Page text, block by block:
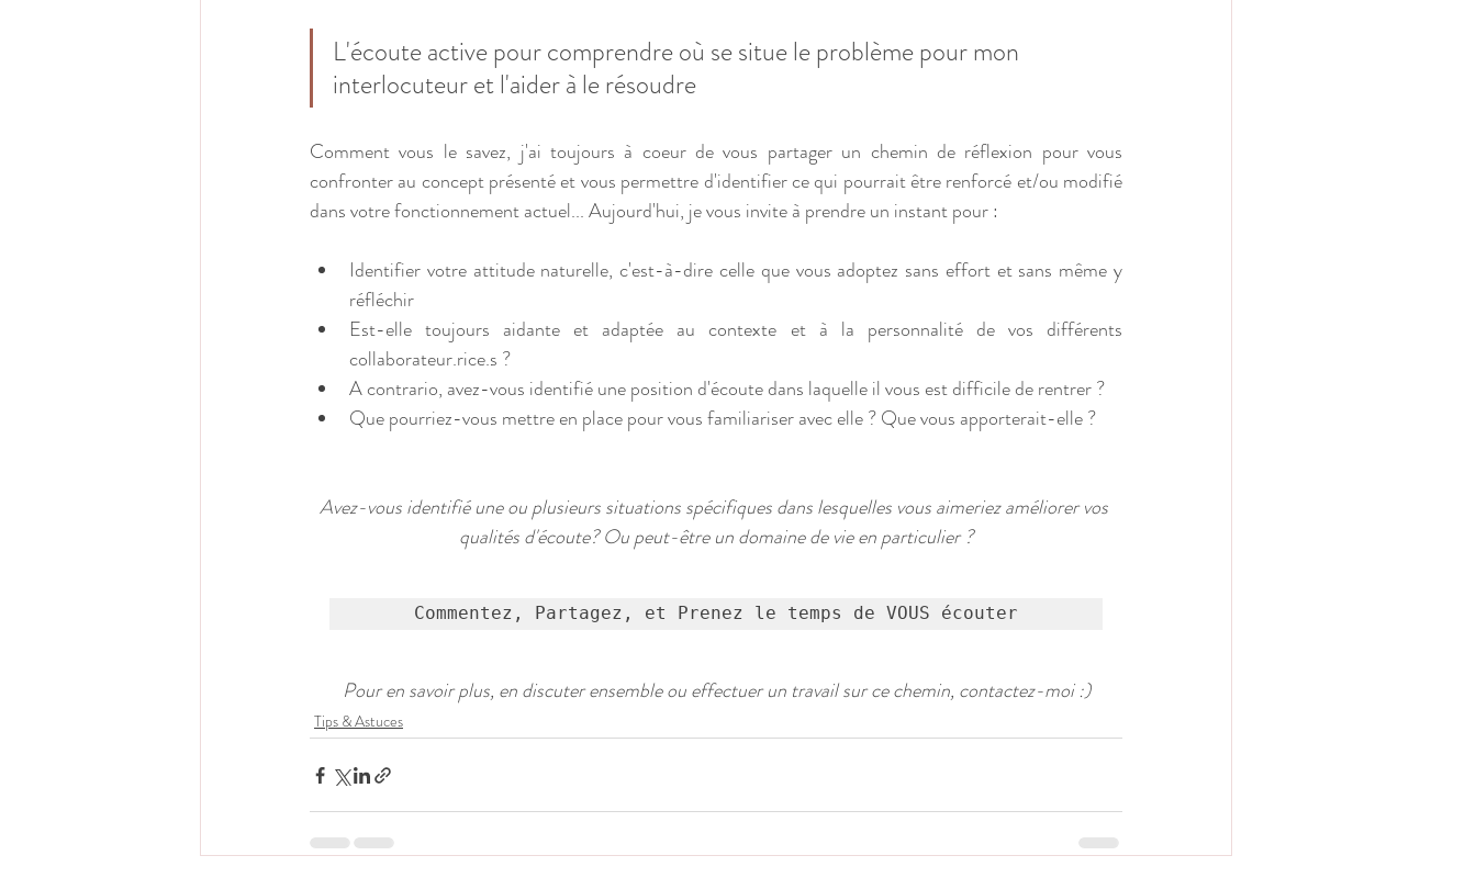
L'écoute active pour comprendre où se situe le problème pour mon
interlocuteur et l'aider à le résoudre
Comment vous le savez, j'ai toujours à coeur de vous partager un chemin de réflexion pour vous
confronter au concept présenté et vous permettre d'identifier ce qui pourrait être renforcé et/ou modifié
dans votre fonctionnement actuel... Aujourd'hui, je vous invite à prendre un instant pour :
Identifier votre attitude naturelle, c'est-à-dire celle que vous adoptez sans effort et sans même y
réfléchir
Est-elle toujours aidante et adaptée au contexte et à la personnalité de vos différents
collaborateur.rice.s ?
A contrario, avez-vous identifié une position d'écoute dans laquelle il vous est difficile de rentrer ?
Que pourriez-vous mettre en place pour vous familiariser avec elle ? Que vous apporterait-elle ?
Avez-vous identifié une ou plusieurs situations spécifiques dans lesquelles vous aimeriez améliorer vos
qualités d'écoute? Ou peut-être un domaine de vie en particulier ?
Commentez, Partagez, et Prenez le temps de VOUS écouter
Pour en savoir plus, en discuter ensemble ou effectuer un travail sur ce chemin, contactez-moi :)
Tips & Astuces